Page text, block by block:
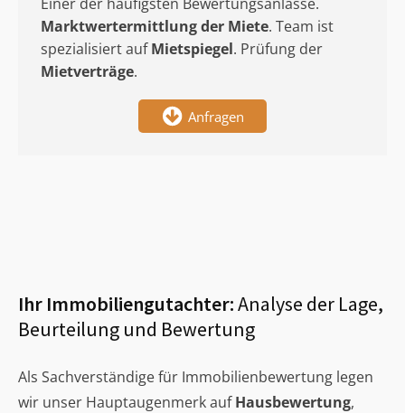
Marktwertermittlungder Miete. Team ist
spezialisiert aufMietspiegel. Prüfung der
Mietverträge.
Anfragen
Ihr Immobiliengutachter:Analyse der Lage,
Beurteilung und Bewertung
Als Sachverständige für Immobilienbewertung legen
wir unser Hauptaugenmerk aufHausbewertung,